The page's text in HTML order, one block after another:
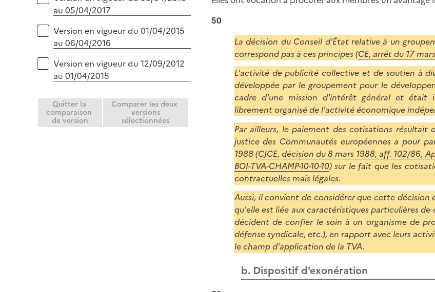
au 05/04/2017
Version en vigueur du 01/04/2015
au 06/04/2016
Version en vigueur du 12/09/2012
au 01/04/2015
Quitter la
comparaison
de version
Comparer les deux
versions
sélectionnées
50
La décision du Conseil d'État relative à un
correspond pas à ces principes (CE, arrêt du 17
L'activité de publicité collective et de soutien à
développée par le groupement pour le
cadre d'une mission d'intérêt général et était
librement organisé de l'activité économique
Par ailleurs, le paiement des cotisations
justice des Communautés européennes a pour
1988 (CJCE, décision du 8 mars 1988, aff. 102/86,
BOI-TVA-CHAMP-10-10-10) sur le fait que les
contractuelles mais légales.
Aussi, il convient de considérer que cette
qu'elle est liée aux caractéristiques particulières
décident de confier le soin à un organisme de
défense syndicale, etc.), en rapport avec leurs
le champ d'application de la TVA.
b. Dispositif d'exonération